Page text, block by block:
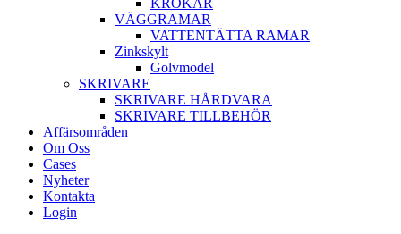
KROKAR
VÄGGRAMAR
VATTENTÄTTA RAMAR
Zinkskylt
Golvmodel
SKRIVARE
SKRIVARE HÅRDVARA
SKRIVARE TILLBEHÖR
Affärsområden
Om Oss
Cases
Nyheter
Kontakta
Login